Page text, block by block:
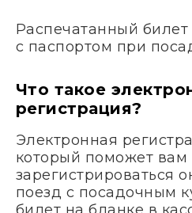
Распечатанный
с паспортом при
Что такое
регистрация?
Электронная
который поможет вам
зарегистрироваться
поезд с посадочным